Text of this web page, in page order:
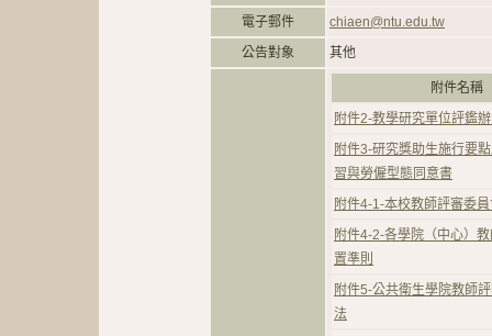
電子郵件
chiaen@ntu.edu.tw
公告對象
其他
附件名
附件2-教學研究單位評鑑
附件3-研究獎助生施行要
習與勞僱型態同意書
附件4-1-本校教師評審委
附件4-2-各學院（中心）
置準則
附件5-公共衛生學院教師
法